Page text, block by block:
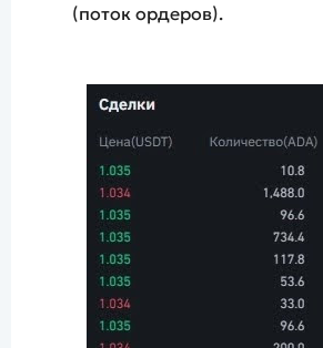
(поток ордеров).